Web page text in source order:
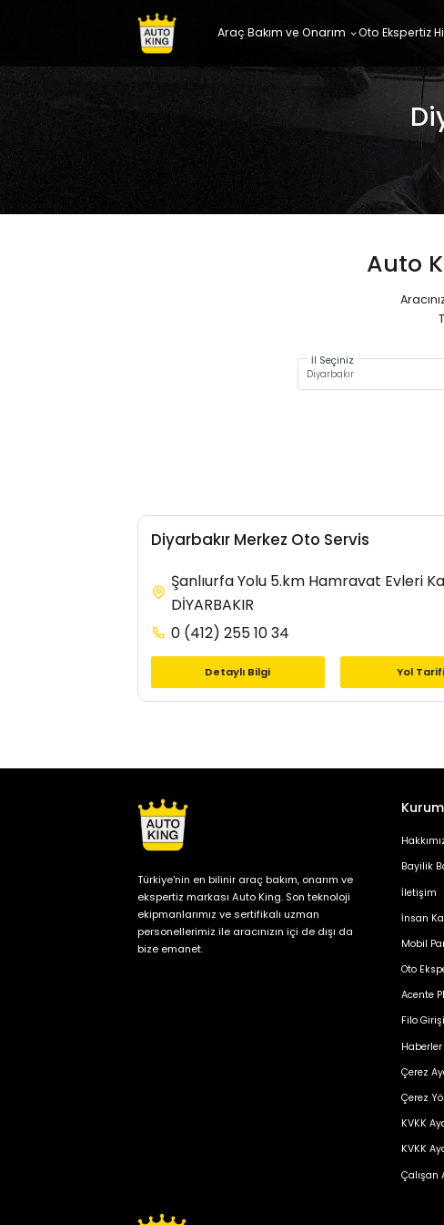
Araç Bakım ve Onarım Oto Ekspertiz
Auto
İl Seçiniz
Diyarbakır Merkez Oto Servis
Şanlıurfa Yolu 5.km Hamravat Evleri
DİYARBAKIR
0 (412) 255 10 34
Detaylı Bilgi Yol
Türkiye'nin en bilinir araç bakım, onarım ve
ekspertiz markası Auto King. Son teknoloji
ekipmanlarımız ve sertifikalı uzman
personellerimiz ile aracınızın içi de dışı da
bize emanet.
Bayilik
İletişim
İnsan
Mobil
Oto
Acente
Filo Girişi
Haberler
Çerez
Çerez
KVKK
KVKK
Çalışan